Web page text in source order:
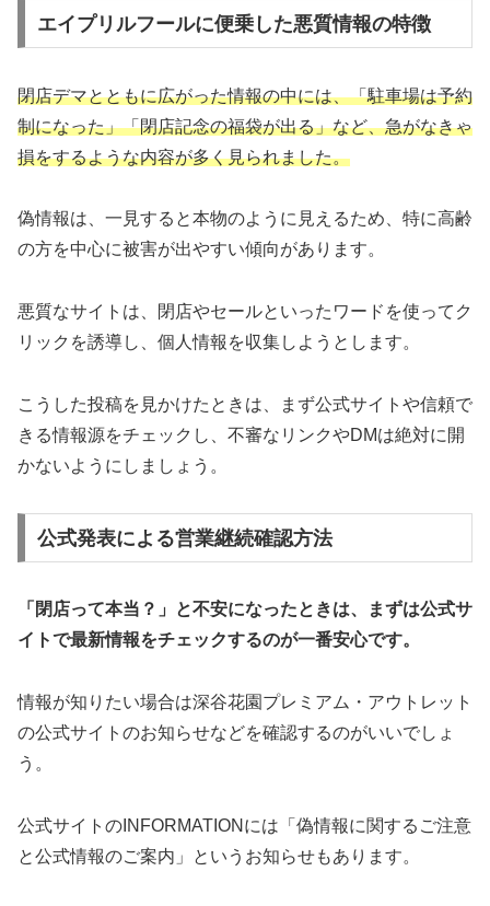
エイプリルフールに便乗した悪質情報の特徴
閉店デマとともに広がった情報の中には、「駐車場は予約
制になった」「閉店記念の福袋が出る」など、急がなきゃ
損をするような内容が多く見られました。
偽情報は、一見すると本物のように見えるため、特に高齢
の方を中心に被害が出やすい傾向があります。
悪質なサイトは、閉店やセールといったワードを使ってク
リックを誘導し、個人情報を収集しようとします。
こうした投稿を見かけたときは、まず公式サイトや信頼で
きる情報源をチェックし、不審なリンクやDMは絶対に開
かないようにしましょう。
公式発表による営業継続確認方法
「閉店って本当？」と不安になったときは、まずは公式サ
イトで最新情報をチェックするのが一番安心です。
情報が知りたい場合は深谷花園プレミアム・アウトレット
の公式サイトのお知らせなどを確認するのがいいでしょ
う。
公式サイトのINFORMATIONには「偽情報に関するご注意
と公式情報のご案内」というお知らせもあります。